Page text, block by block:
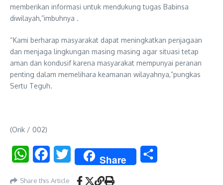
memberikan informasi untuk mendukung tugas Babinsa
diwilayah,”imbuhnya .
“Kami berharap masyarakat dapat meningkatkan penjagaan
dan menjaga lingkungan masing masing agar situasi tetap
aman dan kondusif karena masyarakat mempunyai peranan
penting dalam memelihara keamanan wilayahnya,”pungkas
Sertu Teguh.
(Orik / 002)
WhatsAppFacebookTwitter Share
Share this Article